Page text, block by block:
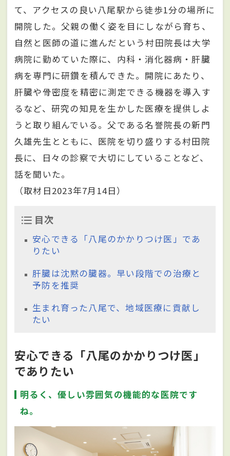
て、アクセスの良い八尾駅から徒歩1分の場所に
開院した。父親の働く姿を目にしながら育ち、
自然と医師の道に進んだという村田院長は大学
病院に勤めていた際に、内科・消化器病・肝臓
病を専門に研鑽を積んできた。開院にあたり、
肝臓や骨密度を精密に測定できる機器を導入す
るなど、研究の知見を生かした医療を提供しよ
うと取り組んでいる。父である名誉院長の新門
久雄先生とともに、医院を切り盛りする村田院
長に、日々の診察で大切にしていることなど、
話を聞いた。
（取材日2023年7月14日）
目次
安心できる「八尾のかかりつけ医」であ
りたい
肝臓は沈黙の臓器。早い段階での治療と
予防を推奨
生まれ育った八尾で、地域医療に貢献し
たい
安心できる「八尾のかかりつけ医」
でありたい
明るく、優しい雰囲気の機能的な医院です
ね。